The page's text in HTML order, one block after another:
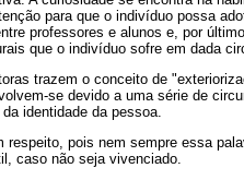
para que o indivíduo possa
professores e alunos e, por
que o indivíduo sofre em dada
trazem o conceito de
se devido a uma série de
identidade da pessoa.
respeito, pois nem sempre essa
caso não seja vivenciado.